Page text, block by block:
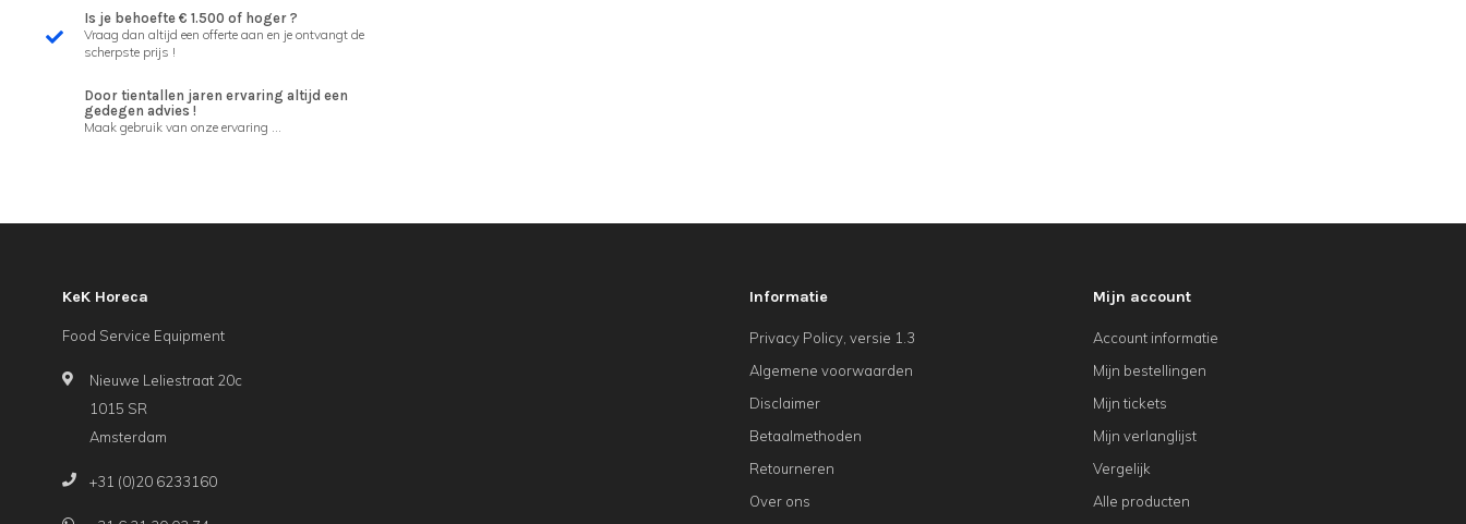
Is je behoefte € 1.500 of hoger ?
Vraag dan altijd een offerte aan en je ontvangt de
scherpste prijs !
Door tientallen jaren ervaring altijd een
gedegen advies !
Maak gebruik van onze ervaring ...
KeK Horeca
Food Service Equipment
Nieuwe Leliestraat 20c
1015 SR
Amsterdam
+31 (0)20 6233160
Informatie
Privacy Policy, versie 1.3
Algemene voorwaarden
Disclaimer
Betaalmethoden
Retourneren
Over ons
Mijn account
Account informatie
Mijn bestellingen
Mijn tickets
Mijn verlanglijst
Vergelijk
Alle producten